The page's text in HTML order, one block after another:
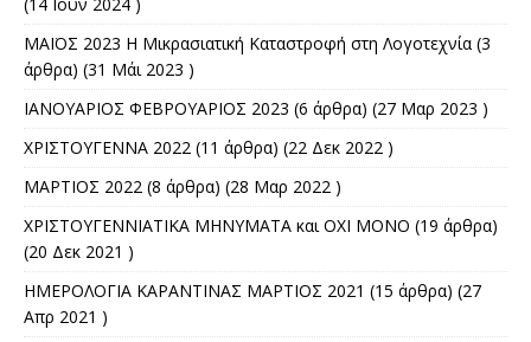
ΜΑΪΟΣ 2023 Η Μικρασιατική Καταστροφή στη Λογοτεχνία (3
άρθρα) (31 Μάι 2023 )
ΙΑΝΟΥΑΡΙΟΣ ΦΕΒΡΟΥΑΡΙΟΣ 2023 (6 άρθρα) (27 Μαρ 2023 )
ΧΡΙΣΤΟΥΓΕΝΝΑ 2022 (11 άρθρα) (22 Δεκ 2022 )
ΜΑΡΤΙΟΣ 2022 (8 άρθρα) (28 Μαρ 2022 )
ΧΡΙΣΤΟΥΓΕΝΝΙΑΤΙΚΑ ΜΗΝΥΜΑΤΑ και ΟΧΙ ΜΟΝΟ (19 άρθρα)
(20 Δεκ 2021 )
ΗΜΕΡΟΛΟΓΙΑ ΚΑΡΑΝΤΙΝΑΣ ΜΑΡΤΙΟΣ 2021 (15 άρθρα) (27
Απρ 2021 )